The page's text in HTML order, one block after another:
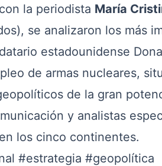
la periodista María
se analizaron los más
estadounidense
de armas nucleares,
de la gran
y analistas
los cinco continentes.
#estrategia #geopolítica